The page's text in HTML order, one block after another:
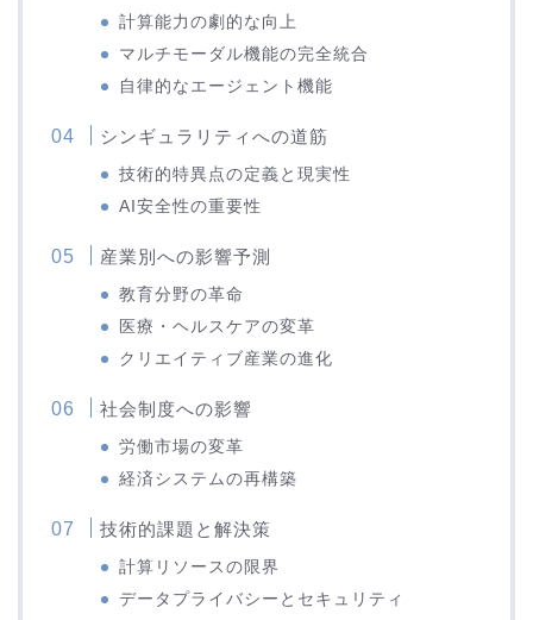
計算能力の劇的な向上
マルチモーダル機能の完全統合
自律的なエージェント機能
シンギュラリティへの道筋
技術的特異点の定義と現実性
AI安全性の重要性
産業別への影響予測
教育分野の革命
医療・ヘルスケアの変革
クリエイティブ産業の進化
社会制度への影響
労働市場の変革
経済システムの再構築
技術的課題と解決策
計算リソースの限界
データプライバシーとセキュリティ